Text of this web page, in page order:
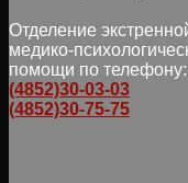
Отделение
медико-
помощи по телефону:
(4852)30-03-03
(4852)30-75-75